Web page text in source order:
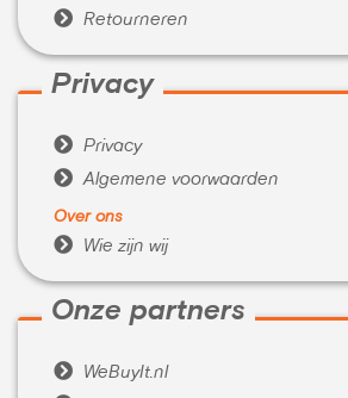
 Retourneren
Privacy
 Privacy
 Algemene voorwaarden
Over ons
 Wie zijn wij
Onze partners
 WeBuyIt.nl